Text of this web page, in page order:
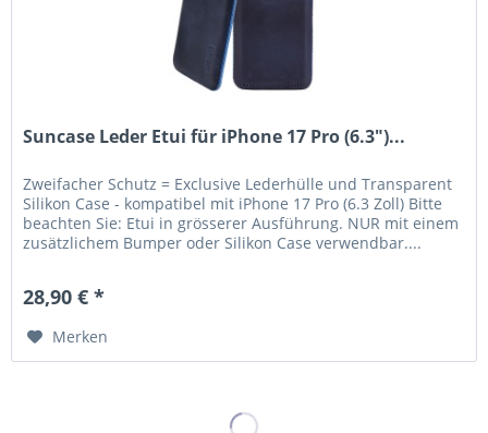
Suncase Leder Etui für iPhone 17 Pro (6.3")...
Zweifacher Schutz = Exclusive Lederhülle und Transparent
Silikon Case - kompatibel mit iPhone 17 Pro (6.3 Zoll) Bitte
beachten Sie: Etui in grösserer Ausführung. NUR mit einem
zusätzlichem Bumper oder Silikon Case verwendbar....
28,90 € *
Merken